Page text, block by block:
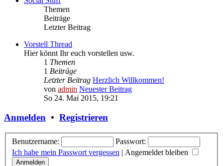
Themen
Beiträge
Letzter Beitrag
Vorstell Thread
Hier könnt Ihr euch vorstellen usw.
1 Themen
1 Beiträge
Letzter Beitrag Herzlich Willkommen!
von admin Neuester Beitrag
So 24. Mai 2015, 19:21
Anmelden • Registrieren
Benutzername:
Passwort:
Ich habe mein Passwort vergessen | Angemeldet bleiben